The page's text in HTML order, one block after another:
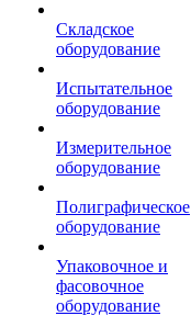
Складское
оборудование
Испытательное
оборудование
Измерительное
оборудование
Полиграфическое
оборудование
Упаковочное и
фасовочное
оборудование